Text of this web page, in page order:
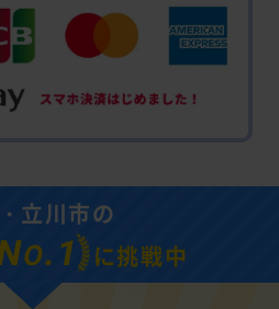
立川市の
O.1 に挑戦中